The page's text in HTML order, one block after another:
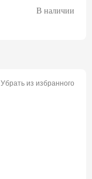
В наличии
Убрать из избранного